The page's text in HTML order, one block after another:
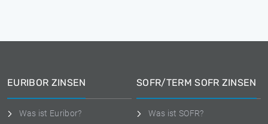
EURIBOR ZINSEN
Was ist Euribor?
SOFR/TERM SOFR ZINSEN
Was ist SOFR?